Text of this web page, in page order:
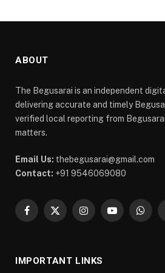
ABOUT
The Begusarai is an independent
delivering accurate and timely
verified local reporting from
matters.
Email Us: thebegusarai@gmail.com
Contact: +91 9546069080
Facebook
X
InstagramYouTube
IMPORTANT LINKS